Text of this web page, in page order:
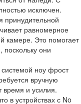
исключен.
принудительной
равномерное
камере. Это помогает
они
системой ноу фрост
вручную
время и усилия.
в устройствах с No